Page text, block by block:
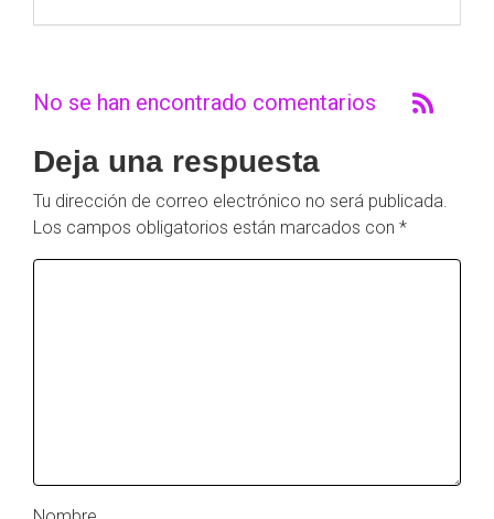
No se han encontrado comentarios
Deja una respuesta
Tu dirección de correo electrónico no será publicada.
Los campos obligatorios están marcados con *